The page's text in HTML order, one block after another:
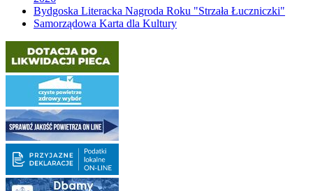
Bydgoska Literacka Nagroda Roku "Strzała Łuczniczki"
Samorządowa Karta dla Kultury